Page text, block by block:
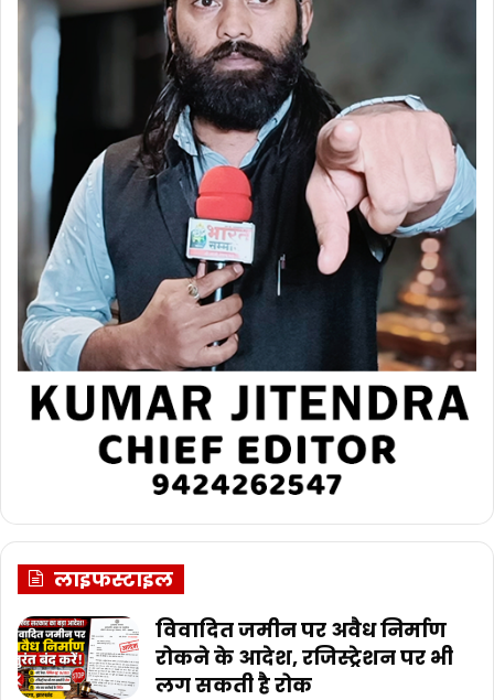
लाइफस्टाइल
विवादित जमीन पर अवैध निर्माण
रोकने के आदेश, रजिस्ट्रेशन पर भी
लग सकती है रोक